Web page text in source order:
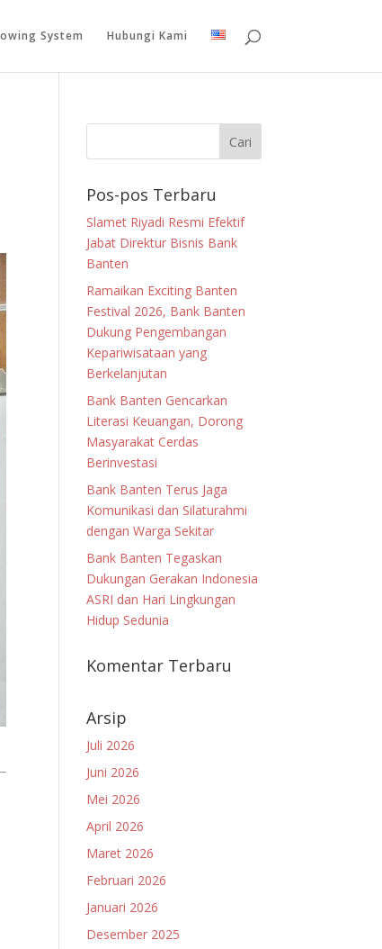
System Hubungi Kami
Pos-pos Terbaru
Slamet Riyadi Resmi Efektif
Jabat Direktur Bisnis Bank
Banten
Ramaikan Exciting Banten
Festival 2026, Bank Banten
Dukung Pengembangan
Kepariwisataan yang
Berkelanjutan
Bank Banten Gencarkan
Literasi Keuangan, Dorong
Masyarakat Cerdas
Berinvestasi
Bank Banten Terus Jaga
Komunikasi dan Silaturahmi
dengan Warga Sekitar
Bank Banten Tegaskan
Dukungan Gerakan Indonesia
ASRI dan Hari Lingkungan
Hidup Sedunia
Komentar Terbaru
Arsip
Juli 2026
Juni 2026
Mei 2026
April 2026
Maret 2026
Februari 2026
Januari 2026
Desember 2025